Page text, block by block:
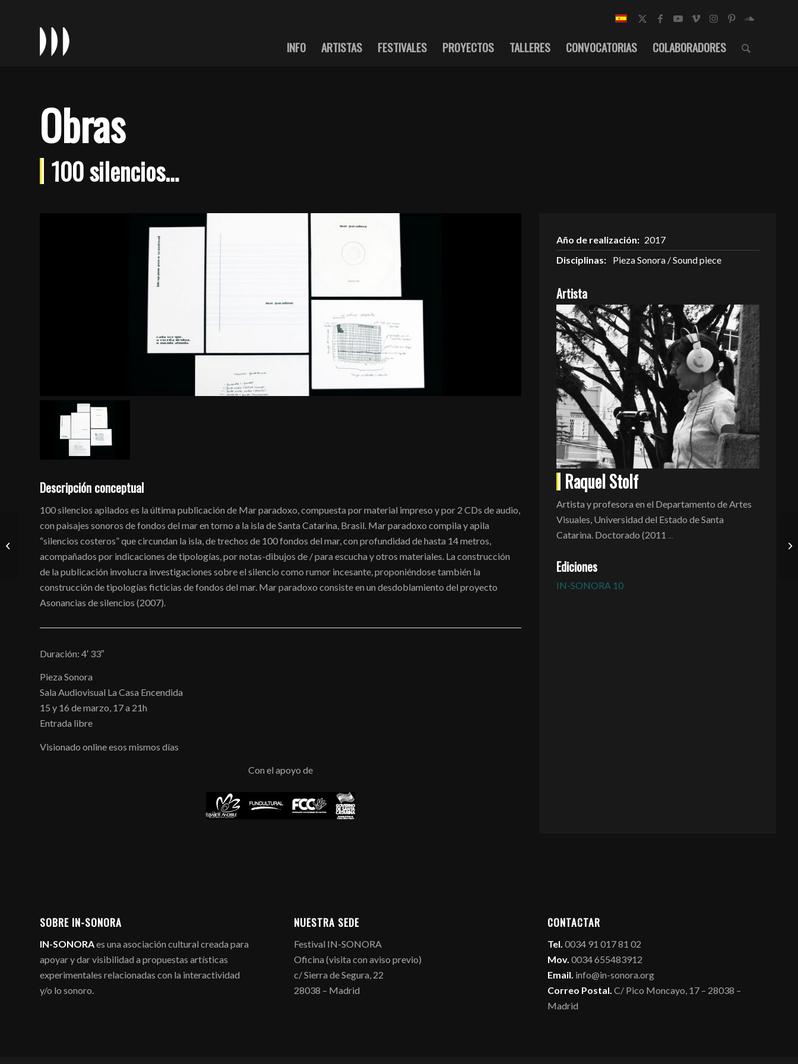
INFO ARTISTAS FESTIVALES PROYECTOS TALLERES CONVOCATORIAS COLABORADORES
Obras
100 silencios…
Descripción conceptual
100 silencios apilados es la última publicación de Mar paradoxo, compuesta por material impreso y por 2 CDs de audio,
con paisajes sonoros de fondos del mar en torno a la isla de Santa Catarina, Brasil. Mar paradoxo compila y apila
“silencios costeros” que circundan la isla, de trechos de 100 fondos del mar, con profundidad de hasta 14 metros,
acompañados por indicaciones de tipologías, por notas-dibujos de / para escucha y otros materiales. La construcción
de la publicación involucra investigaciones sobre el silencio como rumor incesante, proponiéndose también la
construcción de tipologías ficticias de fondos del mar. Mar paradoxo consiste en un desdoblamiento del proyecto
Asonancias de silencios (2007).
Duración: 4′ 33″
Pieza Sonora
Sala Audiovisual La Casa Encendida
15 y 16 de marzo, 17 a 21h
Entrada libre
Visionado online esos mismos días
Con el apoyo de
Año de realización: 2017
Disciplinas:
Pieza Sonora / Sound piece
Artista
Raquel Stolf
Artista y profesora en el Departamento de Artes
Visuales, Universidad del Estado de Santa
Catarina. Doctorado (2011 ...
Ediciones
IN-SONORA 10
SOBRE IN-SONORA
IN-SONORAes una asociación cultural creada para
apoyar y dar visibilidad a propuestas artísticas
experimentales relacionadas con la interactividad
y/o lo sonoro.
NUESTRA SEDE
Festival IN-SONORA
Oficina (visita con aviso previo)
c/ Sierra de Segura, 22
28038 – Madrid
CONTACTAR
Tel. 0034 91 017 81 02
Mov. 0034 655483912
Email. info@in-sonora.org
Correo Postal. C/ Pico Moncayo, 17 – 28038 –
Madrid
Moutons (“Ovejas”)